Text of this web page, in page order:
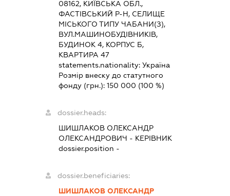
08162, КИЇВСЬКА ОБЛ.,
ФАСТІВСЬКИЙ Р-Н, СЕЛИЩЕ
МІСЬКОГО ТИПУ ЧАБАНИ(З),
ВУЛ.МАШИНОБУДІВНИКІВ,
БУДИНОК 4, КОРПУС Б,
КВАРТИРА 47
statements.nationality:Україна
Розмір внеску до статутного
фонду (грн.):150 000 (100 %)
dossier.heads:
ШИШЛАКОВ ОЛЕКСАНДР
ОЛЕКСАНДРОВИЧ - КЕРІВНИК
dossier.position -
dossier.beneficiaries:
ШИШЛАКОВ ОЛЕКСАНДР